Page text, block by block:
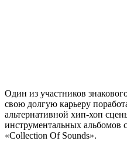
Один из участников
свою долгую карьеру
альтернативной хип-хоп
инструментальных
«Collection Of Sounds».